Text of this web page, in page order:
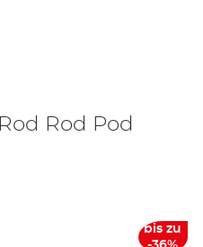
Rod Pod
bis zu